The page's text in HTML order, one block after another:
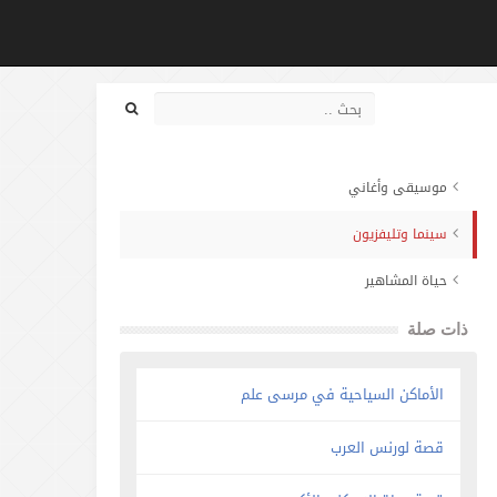
موسيقى وأغاني
سينما وتليفزيون
حياة المشاهير
ذات صلة
الأماكن السياحية في مرسى علم
قصة لورنس العرب